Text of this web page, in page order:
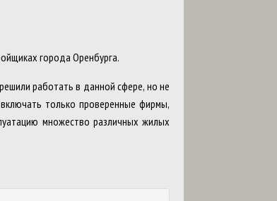
города Оренбурга.
работать в данной сфере, но не
только проверенные фирмы,
множество различных жилых